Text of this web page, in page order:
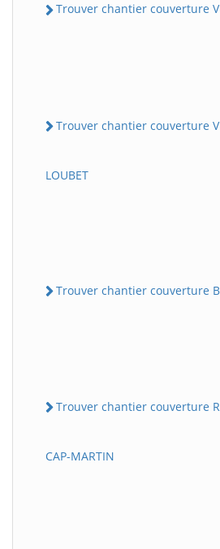
Trouver chantier couverture
Trouver chantier couverture
LOUBET
Trouver chantier couverture
Trouver chantier couverture
CAP-MARTIN